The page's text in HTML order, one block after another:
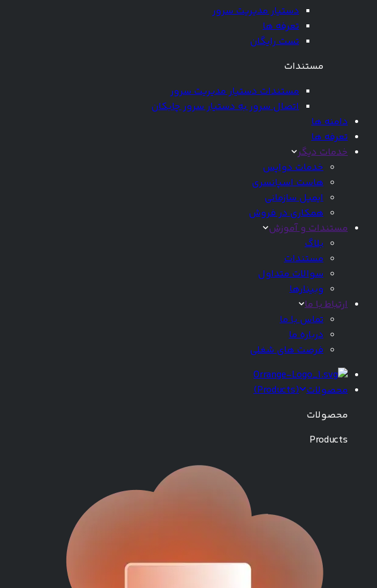
دستیار مدیریت سرور
تعرفه ها
تست رایگان
مستندات
مستندات دستیار مدیریت سرور
اتصال سرور به دستیار سرور چابکان
دامنه ها
تعرفه ها
خدمات دیگر
خدمات دواپس
هاست اسپانسری
ایمیل سازمانی
همکاری در فروش
مستندات و آموزش
بلاگ
مستندات
سوالات متداول
وبینارها
ارتباط با ما
تماس با ما
درباره ما
فرصت های شغلی
محصولات (
Products
)
محصولات
Products